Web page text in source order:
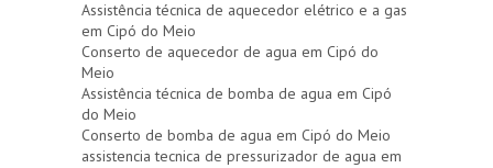
Assistência técnica de aquecedor elétrico e a gas
em Cipó do Meio
Conserto de aquecedor de agua em Cipó do
Meio
Assistência técnica de bomba de agua em Cipó
do Meio
Conserto de bomba de agua em Cipó do Meio
assistencia tecnica de pressurizador de agua em